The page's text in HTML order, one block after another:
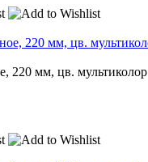
220 мм, цв. мультиколор